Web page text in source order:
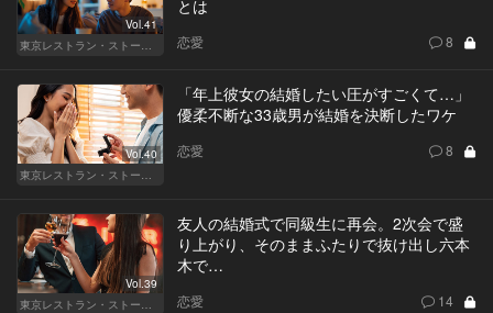
Vol.41
東京レストラン・ストーリー
とは
恋愛 8
Vol.40
東京レストラン・ストーリー
「年上彼女の結婚したい圧がすごくて…」
優柔不断な33歳男が結婚を決断したワケ
恋愛 8
Vol.39
東京レストラン・ストーリー
友人の結婚式で同級生に再会。2次会で盛
り上がり、そのままふたりで抜け出し六本
木で…
恋愛 14